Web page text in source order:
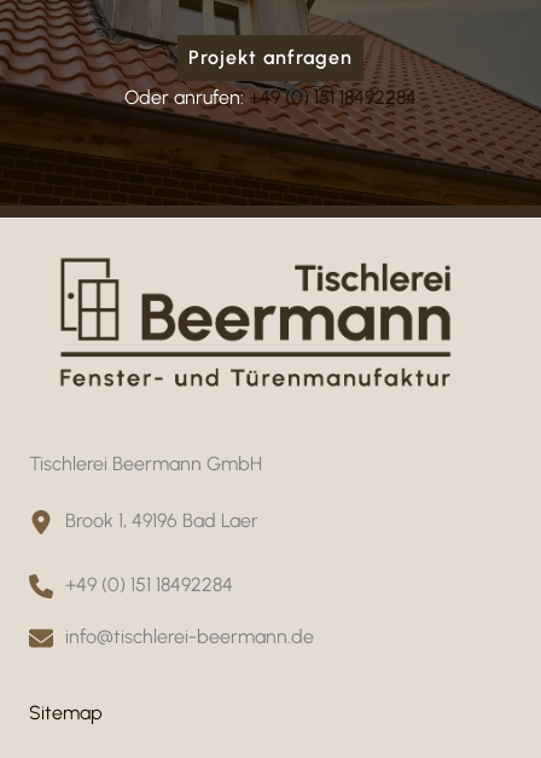
Projekt anfragen
Oder anrufen: +49 (0) 151 18492284
Tischlerei Beermann GmbH
Brook 1, 49196 Bad Laer
+49 (0) 151 18492284
info@tischlerei-beermann.de
Sitemap